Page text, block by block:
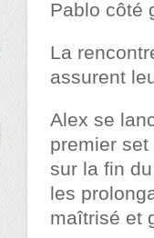
Pablo côté
La
assurent
Alex se
premier
sur la fin
les
maîtrisé et